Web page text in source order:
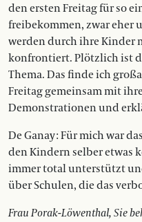
den ersten Freitag für so
freibekommen, zwar eher
werden durch ihre Kinder
konfrontiert. Plötzlich ist
Thema. Das finde ich
Freitag gemeinsam mit
Demonstrationen und
De Ganay : Für mich war
den Kindern selber etwas
immer total unterstützt
über Schulen, die das
Frau Porak-Löwenthal, Sie